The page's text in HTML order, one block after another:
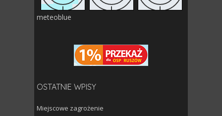
meteoblue
OSTATNIE WPISY
Miejscowe zagrożenie